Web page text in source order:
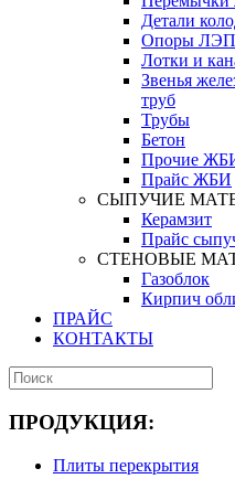
Детали
Опоры ЛЭП
Лотки и
Звенья
труб
Трубы
Бетон
Прочие
Прайс ЖБИ
СЫПУЧИЕ
Керамзит
Прайс
СТЕНОВЫЕ
Газоблок
Кирпич
ПРАЙС
КОНТАКТЫ
ПРОДУКЦИЯ:
Плиты перекрытия